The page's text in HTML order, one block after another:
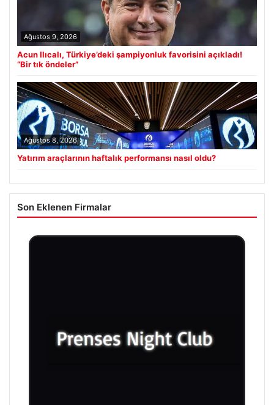
Ağustos 9, 2026
Acun Ilıcalı, Türkiye’deki şampiyonluk favorisini açıkladı!
“Bir tık öndeler”
Ağustos 8, 2026
Yatırım araçlarının haftalık performansı nasıl oldu?
Son Eklenen Firmalar